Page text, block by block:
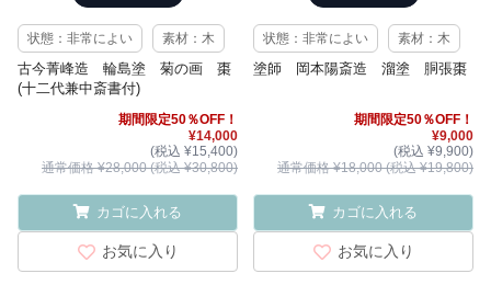
状態：非常によい 素材：木
古今菁峰造 輪島塗 菊の画 棗
(十二代兼中斎書付)
期間限定50％OFF！
¥14,000
(税込 ¥15,400)
通常価格 ¥28,000 (税込 ¥30,800)
カゴに入れる
お気に入り
状態：非常によい 素材：木
塗師 岡本陽斎造 溜塗 胴張棗
期間限定50％OFF！
¥9,000
(税込 ¥9,900)
通常価格 ¥18,000 (税込 ¥19,800)
カゴに入れる
お気に入り